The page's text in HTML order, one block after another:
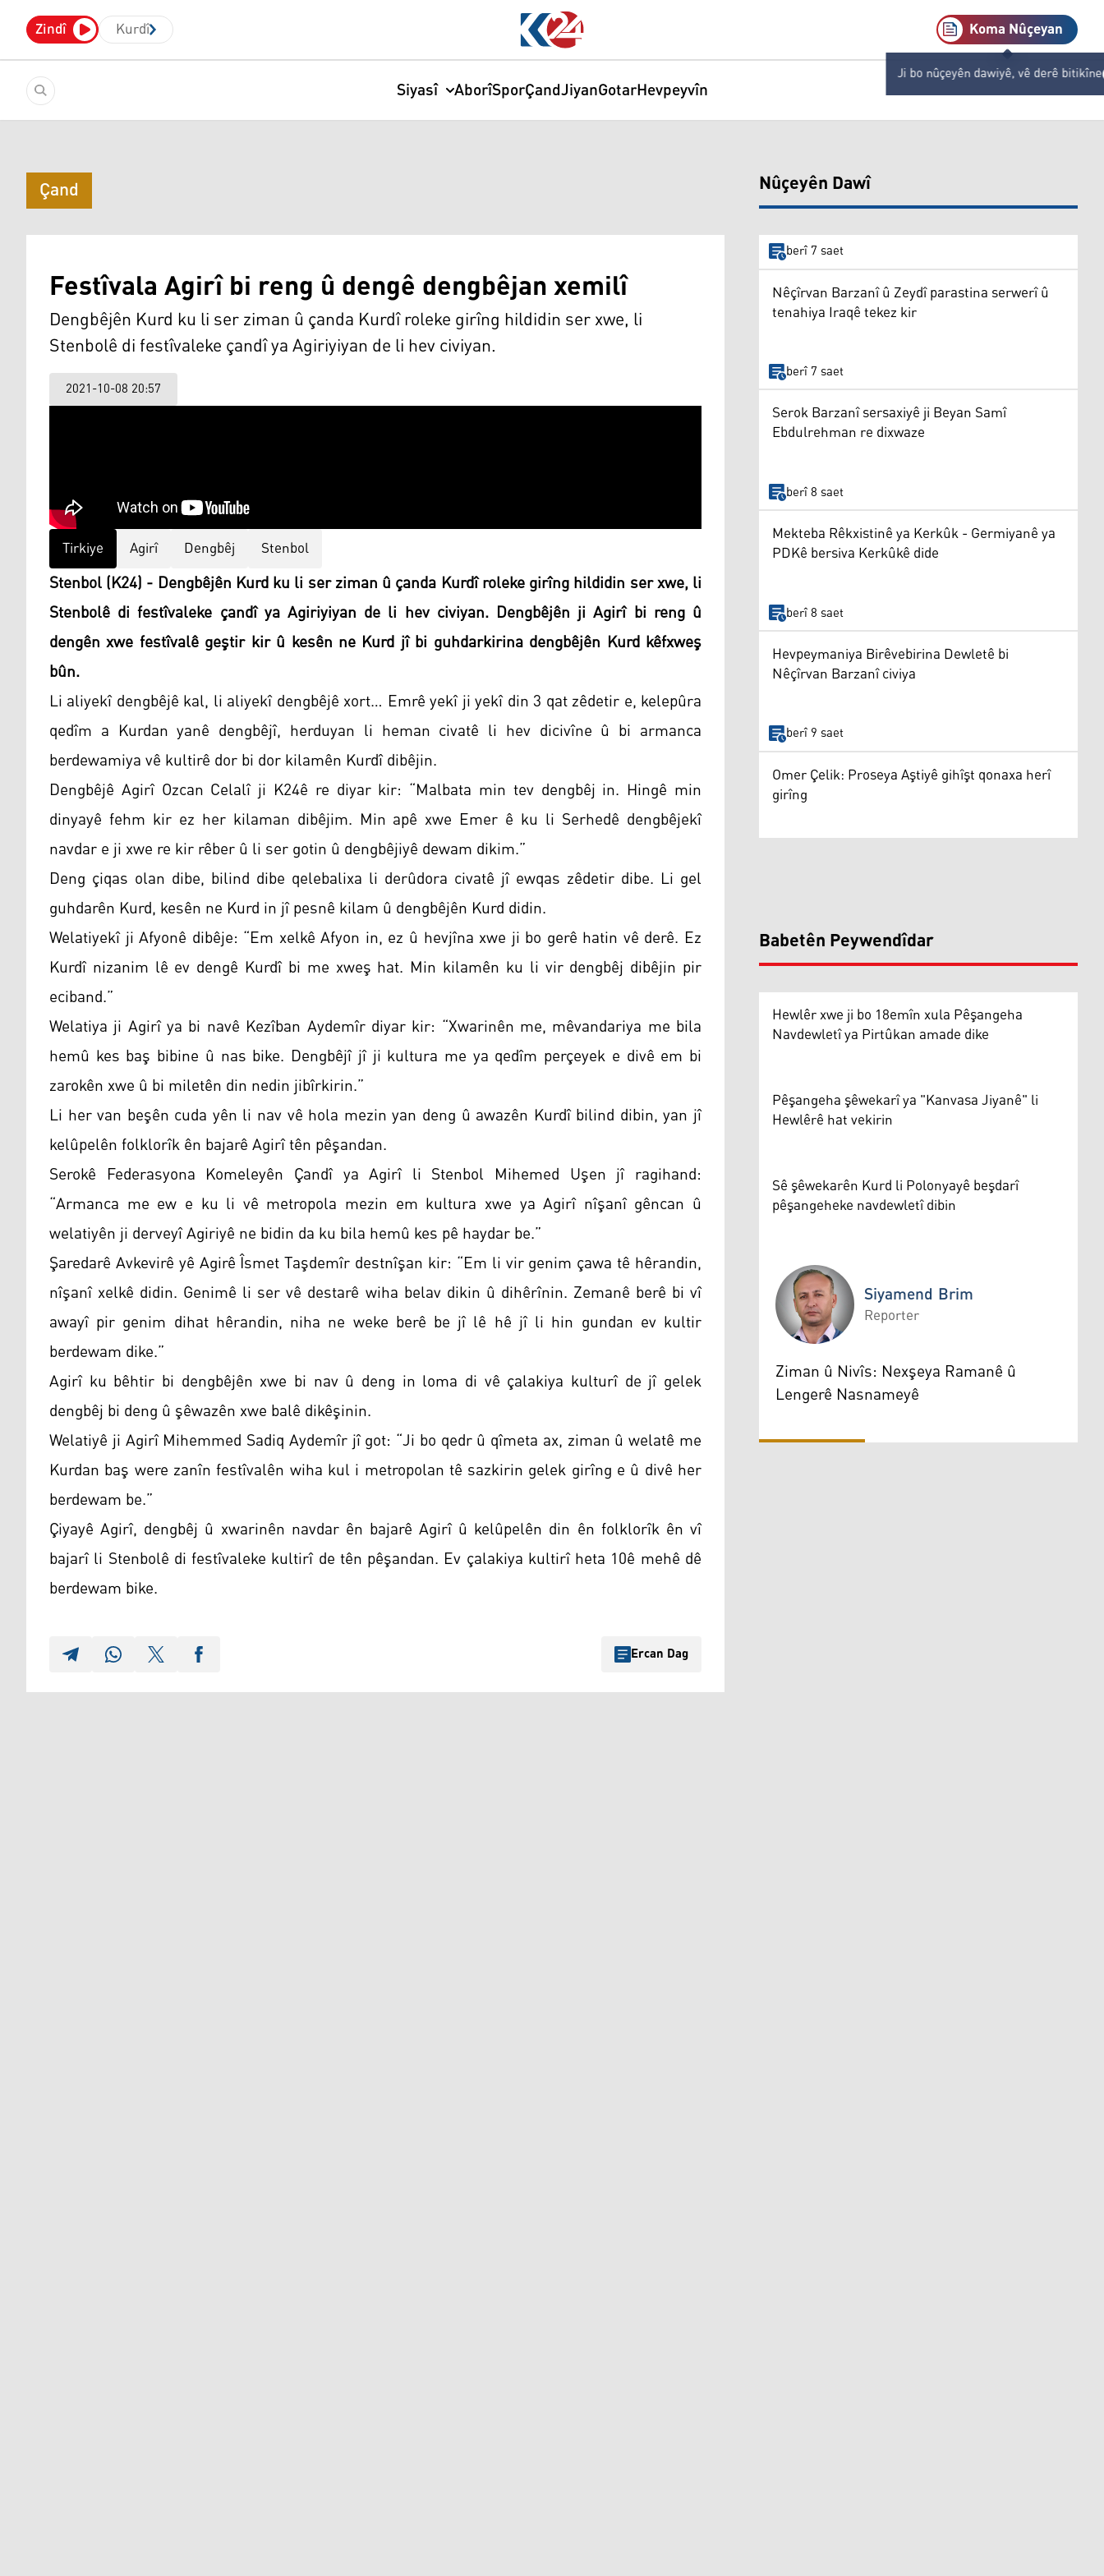
Zindî Kurdî Koma Nûçeyan
Ji bo nûçeyên dawiyê, vê derê bitikîne
Siyasî AborîSporÇandJiyanGotarHevpeyvîn
Çand
Festîvala Agirî bi reng û dengê dengbêjan xemilî
Dengbêjên Kurd ku li ser ziman û çanda Kurdî roleke girîng hildidin ser xwe, li
Stenbolê di festîvaleke çandî ya Agiriyiyan de li hev civiyan.
2021-10-08 20:57
Tirkiye Agirî Dengbêj Stenbol
Stenbol (K24) - Dengbêjên Kurd ku li ser ziman û çanda Kurdî roleke girîng hildidin ser xwe, li
Stenbolê di festîvaleke çandî ya Agiriyiyan de li hev civiyan. Dengbêjên ji Agirî bi reng û
dengên xwe festîvalê geştir kir û kesên ne Kurd jî bi guhdarkirina dengbêjên Kurd kêfxweş
bûn.
Li aliyekî dengbêjê kal, li aliyekî dengbêjê xort… Emrê yekî ji yekî din 3 qat zêdetir e, kelepûra
qedîm a Kurdan yanê dengbêjî, herduyan li heman civatê li hev dicivîne û bi armanca
berdewamiya vê kultirê dor bi dor kilamên Kurdî dibêjin.
Dengbêjê Agirî Ozcan Celalî ji K24ê re diyar kir: “Malbata min tev dengbêj in. Hingê min
dinyayê fehm kir ez her kilaman dibêjim. Min apê xwe Emer ê ku li Serhedê dengbêjekî
navdar e ji xwe re kir rêber û li ser gotin û dengbêjiyê dewam dikim.”
Deng çiqas olan dibe, bilind dibe qelebalixa li derûdora civatê jî ewqas zêdetir dibe. Li gel
guhdarên Kurd, kesên ne Kurd in jî pesnê kilam û dengbêjên Kurd didin.
Welatiyekî ji Afyonê dibêje: “Em xelkê Afyon in, ez û hevjîna xwe ji bo gerê hatin vê derê. Ez
Kurdî nizanim lê ev dengê Kurdî bi me xweş hat. Min kilamên ku li vir dengbêj dibêjin pir
eciband.”
Welatiya ji Agirî ya bi navê Kezîban Aydemîr diyar kir: “Xwarinên me, mêvandariya me bila
hemû kes baş bibine û nas bike. Dengbêjî jî ji kultura me ya qedîm perçeyek e divê em bi
zarokên xwe û bi miletên din nedin jibîrkirin.”
Li her van beşên cuda yên li nav vê hola mezin yan deng û awazên Kurdî bilind dibin, yan jî
kelûpelên folklorîk ên bajarê Agirî tên pêşandan.
Serokê Federasyona Komeleyên Çandî ya Agirî li Stenbol Mihemed Uşen jî ragihand:
“Armanca me ew e ku li vê metropola mezin em kultura xwe ya Agirî nîşanî gêncan û
welatiyên ji derveyî Agiriyê ne bidin da ku bila hemû kes pê haydar be.”
Şaredarê Avkevirê yê Agirê Îsmet Taşdemîr destnîşan kir: “Em li vir genim çawa tê hêrandin,
nîşanî xelkê didin. Genimê li ser vê destarê wiha belav dikin û dihêrînin. Zemanê berê bi vî
awayî pir genim dihat hêrandin, niha ne weke berê be jî lê hê jî li hin gundan ev kultir
berdewam dike.”
Agirî ku bêhtir bi dengbêjên xwe bi nav û deng in loma di vê çalakiya kulturî de jî gelek
dengbêj bi deng û şêwazên xwe balê dikêşinin.
Welatiyê ji Agirî Mihemmed Sadiq Aydemîr jî got: “Ji bo qedr û qîmeta ax, ziman û welatê me
Kurdan baş were zanîn festîvalên wiha kul i metropolan tê sazkirin gelek girîng e û divê her
berdewam be.”
Çiyayê Agirî, dengbêj û xwarinên navdar ên bajarê Agirî û kelûpelên din ên folklorîk ên vî
bajarî li Stenbolê di festîvaleke kultirî de tên pêşandan. Ev çalakiya kultirî heta 10ê mehê dê
berdewam bike.
Ercan Dag
Nûçeyên Dawî
berî 7 saet
Nêçîrvan Barzanî û Zeydî parastina serwerî û
tenahiya Iraqê tekez kir
berî 7 saet
Serok Barzanî sersaxiyê ji Beyan Samî
Ebdulrehman re dixwaze
berî 8 saet
Mekteba Rêkxistinê ya Kerkûk - Germiyanê ya
PDKê bersiva Kerkûkê dide
berî 8 saet
Hevpeymaniya Birêvebirina Dewletê bi
Nêçîrvan Barzanî civiya
berî 9 saet
Omer Çelik: Proseya Aştiyê gihîşt qonaxa herî
girîng
Babetên Peywendîdar
Hewlêr xwe ji bo 18emîn xula Pêşangeha
Navdewletî ya Pirtûkan amade dike
Pêşangeha şêwekarî ya "Kanvasa Jiyanê" li
Hewlêrê hat vekirin
Sê şêwekarên Kurd li Polonyayê beşdarî
pêşangeheke navdewletî dibin
Siyamend Brim
Siyamend Brim
Reporter
Ziman û Nivîs: Nexşeya Ramanê û
Lengerê Nasnameyê